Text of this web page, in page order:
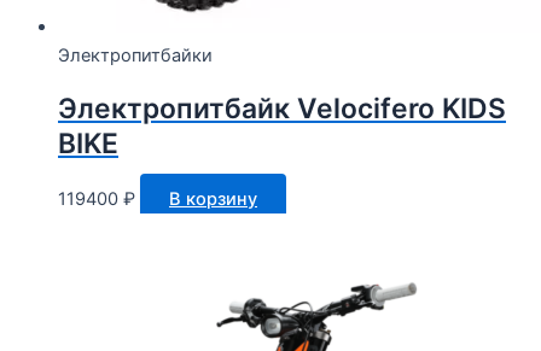
Электропитбайки
Электропитбайк Velocifero KIDS
BIKE
119400 ₽ В корзину